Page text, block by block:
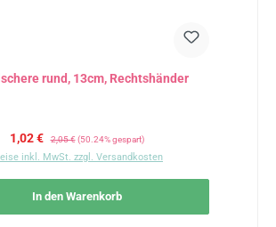
rund, 13cm, Rechtshänder
Verkaufspreis:
1,02 € Regulärer Preis:
2,05 € (50.24% gespart)
inkl. MwSt. zzgl. Versandkosten
In den Warenkorb